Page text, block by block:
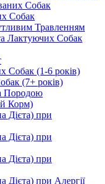
Собак
Собак
Травленням
Лактуючих Собак
Собак (1-6 років)
(7+ років)
Породою
Корм)
Дієта) при
Дієта) при
Дієта) при
при Алергії